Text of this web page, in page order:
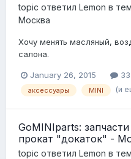
topic ответил Lemon в
Москва
Хочу менять масляный,
салона.
January 26, 2015
аксессуары MINI (и
GoMINIparts:
прокат "докаток" -
topic ответил Lemon в